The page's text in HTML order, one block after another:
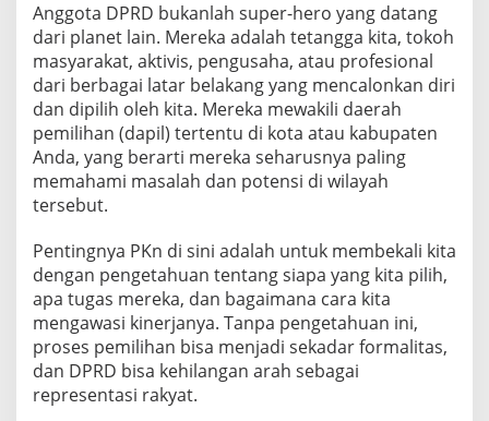
Anggota DPRD bukanlah super-hero yang datang
dari planet lain. Mereka adalah tetangga kita, tokoh
masyarakat, aktivis, pengusaha, atau profesional
dari berbagai latar belakang yang mencalonkan diri
dan dipilih oleh kita. Mereka mewakili daerah
pemilihan (dapil) tertentu di kota atau kabupaten
Anda, yang berarti mereka seharusnya paling
memahami masalah dan potensi di wilayah
tersebut.
Pentingnya PKn di sini adalah untuk membekali kita
dengan pengetahuan tentang siapa yang kita pilih,
apa tugas mereka, dan bagaimana cara kita
mengawasi kinerjanya. Tanpa pengetahuan ini,
proses pemilihan bisa menjadi sekadar formalitas,
dan DPRD bisa kehilangan arah sebagai
representasi rakyat.